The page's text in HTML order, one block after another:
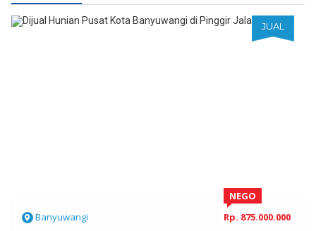
JUAL
Banyuwangi Rp. 875.000.000
NEGO